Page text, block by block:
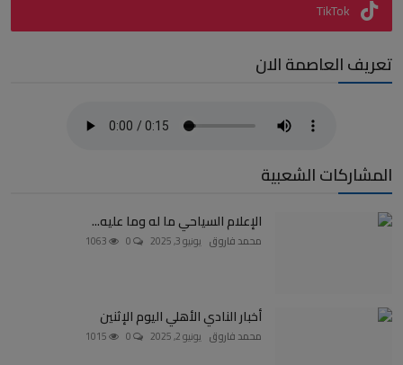
TikTok
تعريف العاصمة الان
المشاركات الشعبية
الإعلام السياحي ما له وما عليه...
محمد فاروق يونيو 3, 2025
أخبار النادي الأهلي اليوم الإثنين
محمد فاروق يونيو 2, 2025